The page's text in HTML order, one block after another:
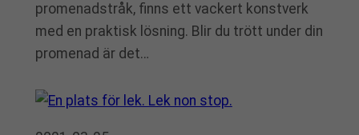
promenadstråk, finns ett vackert konstverk
med en praktisk lösning. Blir du trött under din
promenad är det…